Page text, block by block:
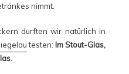
nimmt.
durften wir natürlich in
testen: Im Stout-Glas,